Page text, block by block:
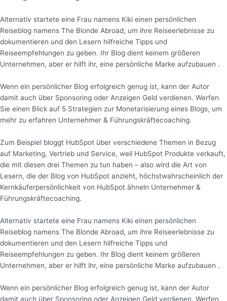
Alternativ startete eine Frau namens Kiki einen persönlichen
Reiseblog namens The Blonde Abroad, um ihre Reiseerlebnisse zu
dokumentieren und den Lesern hilfreiche Tipps und
Reiseempfehlungen zu geben. Ihr Blog dient keinem größeren
Unternehmen, aber er hilft ihr, eine persönliche Marke aufzubauen .
Wenn ein persönlicher Blog erfolgreich genug ist, kann der Autor
damit auch über Sponsoring oder Anzeigen Geld verdienen. Werfen
Sie einen Blick auf 5 Strategien zur Monetarisierung eines Blogs, um
mehr zu erfahren Unternehmer & Führungskräftecoaching.
Zum Beispiel bloggt HubSpot über verschiedene Themen in Bezug
auf Marketing, Vertrieb und Service, weil HubSpot Produkte verkauft,
die mit diesen drei Themen zu tun haben – also wird die Art von
Lesern, die der Blog von HubSpot anzieht, höchstwahrscheinlich der
Kernkäuferpersönlichkeit von HubSpot ähneln Unternehmer &
Führungskräftecoaching.
Alternativ startete eine Frau namens Kiki einen persönlichen
Reiseblog namens The Blonde Abroad, um ihre Reiseerlebnisse zu
dokumentieren und den Lesern hilfreiche Tipps und
Reiseempfehlungen zu geben. Ihr Blog dient keinem größeren
Unternehmen, aber er hilft ihr, eine persönliche Marke aufzubauen .
Wenn ein persönlicher Blog erfolgreich genug ist, kann der Autor
damit auch über Sponsoring oder Anzeigen Geld verdienen. Werfen